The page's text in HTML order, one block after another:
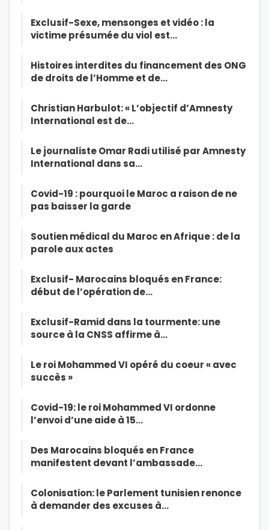
Exclusif-Sexe, mensonges et vidéo : la
victime présumée du viol est…
Histoires interdites du financement des ONG
de droits de l’Homme et de…
Christian Harbulot: « L’objectif d’Amnesty
International est de…
Le journaliste Omar Radi utilisé par Amnesty
International dans sa…
Covid-19 : pourquoi le Maroc a raison de ne
pas baisser la garde
Soutien médical du Maroc en Afrique : de la
parole aux actes
Exclusif- Marocains bloqués en France:
début de l’opération de…
Exclusif-Ramid dans la tourmente: une
source à la CNSS affirme à…
Le roi Mohammed VI opéré du coeur « avec
succès »
Covid-19: le roi Mohammed VI ordonne
l’envoi d’une aide à 15…
Des Marocains bloqués en France
manifestent devant l’ambassade…
Colonisation: le Parlement tunisien renonce
à demander des excuses à…